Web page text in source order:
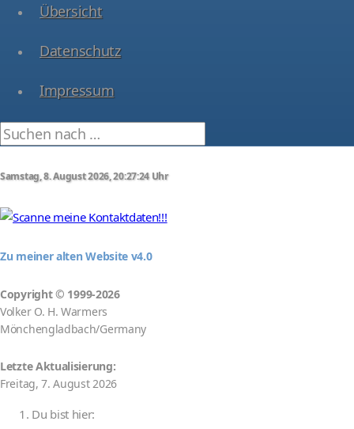
Übersicht
Datenschutz
Impressum
Samstag, 8. August 2026, 20:27:25 Uhr
Zu meiner alten Website v4.0
Copyright© 1999-2026
Volker O. H. Warmers
Mönchengladbach/Germany
Letzte Aktualisierung:
Freitag, 7. August 2026
Du bist hier: